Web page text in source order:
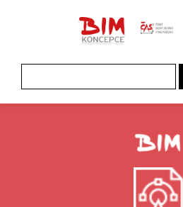
Koncepce BIM
ČAS